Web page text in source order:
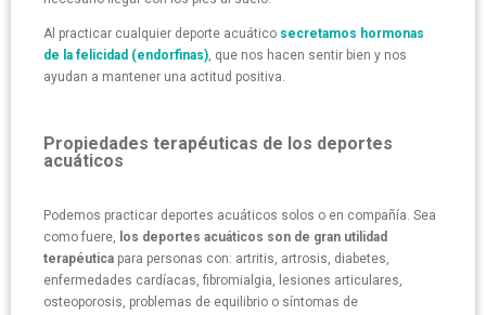
Al practicar cualquier deporte acuático secretamos hormonas
de la felicidad (endorfinas), que nos hacen sentir bien y nos
ayudan a mantener una actitud positiva.
Propiedades terapéuticas de los deportes
acuáticos
Podemos practicar deportes acuáticos solos o en compañía. Sea
como fuere, los deportes acuáticos son de gran utilidad
terapéutica para personas con: artritis, artrosis, diabetes,
enfermedades cardíacas, fibromialgia, lesiones articulares,
osteoporosis, problemas de equilibrio o síntomas de